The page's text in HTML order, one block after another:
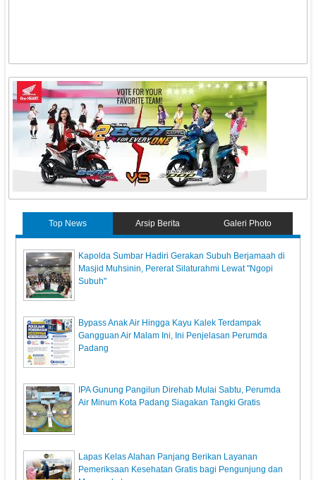
Top News Arsip Berita Galeri Photo
Kapolda Sumbar Hadiri Gerakan Subuh Berjamaah di
Masjid Muhsinin, Pererat Silaturahmi Lewat "Ngopi
Subuh"
Bypass Anak Air Hingga Kayu Kalek Terdampak
Gangguan Air Malam Ini, Ini Penjelasan Perumda
Padang
IPA Gunung Pangilun Direhab Mulai Sabtu, Perumda
Air Minum Kota Padang Siagakan Tangki Gratis
Lapas Kelas Alahan Panjang Berikan Layanan
Pemeriksaan Kesehatan Gratis bagi Pengunjung dan